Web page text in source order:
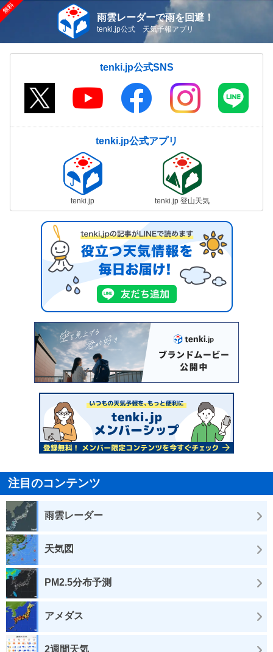
雨雲レーダーで雨を回避！
tenki.jp公式 天気予報アプリ
tenki.jp公式SNS
tenki.jp公式アプリ
tenki.jp tenki.jp 登山天気
注目のコンテンツ
雨雲レーダー
天気図
PM2.5分布予測
アメダス
2週間天気